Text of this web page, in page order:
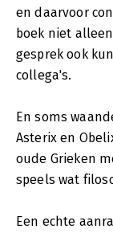
en daarvoor
boek niet
gesprek ook
collega's.
En soms
Asterix en
oude Grieken
speels wat
Een echte